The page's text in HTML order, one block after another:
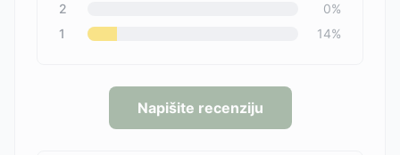
2
0%
1
14%
Napišite recenziju